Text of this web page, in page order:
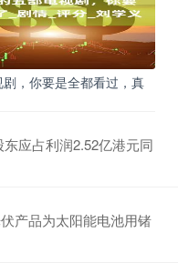
，你要是全都看过，真
应占利润2.52亿港元同
产品为太阳能电池用锗